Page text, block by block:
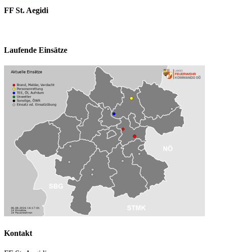
FF St. Aegidi
Laufende Einsätze
Kontakt